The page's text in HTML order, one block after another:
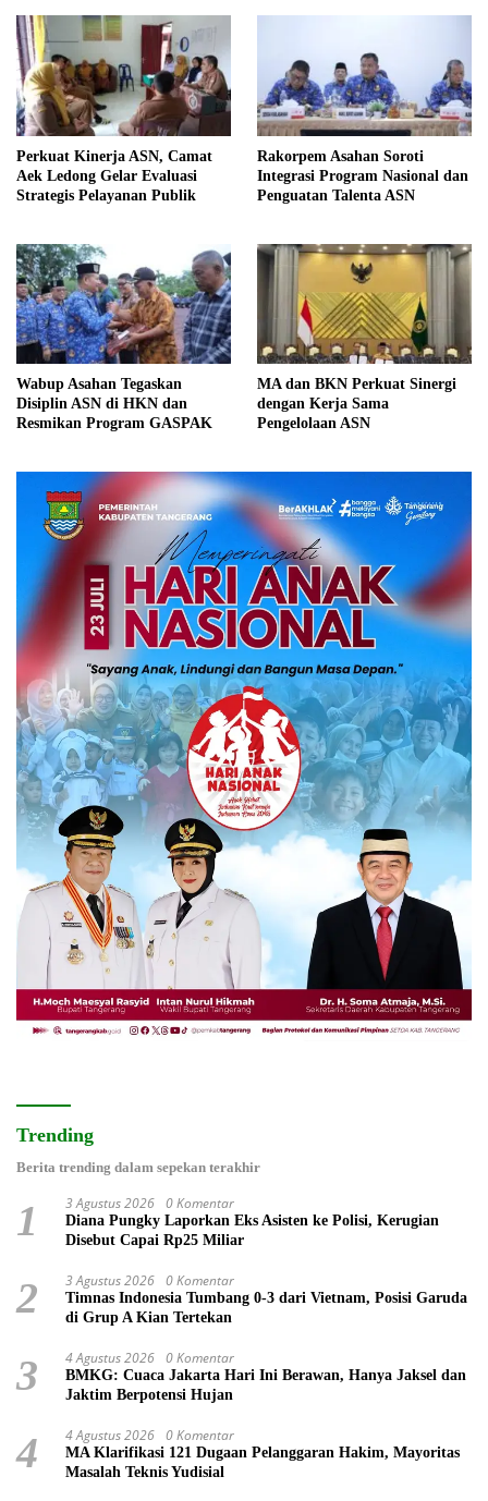
Perkuat Kinerja ASN, Camat
Aek Ledong Gelar Evaluasi
Strategis Pelayanan Publik
Rakorpem Asahan Soroti
Integrasi Program Nasional dan
Penguatan Talenta ASN
Wabup Asahan Tegaskan
Disiplin ASN di HKN dan
Resmikan Program GASPAK
MA dan BKN Perkuat Sinergi
dengan Kerja Sama
Pengelolaan ASN
Trending
Berita trending dalam sepekan terakhir
1 3 Agustus 2026 0 Komentar
Diana Pungky Laporkan Eks Asisten ke Polisi, Kerugian
Disebut Capai Rp25 Miliar
2 3 Agustus 2026 0 Komentar
Timnas Indonesia Tumbang 0-3 dari Vietnam, Posisi Garuda
di Grup A Kian Tertekan
3 4 Agustus 2026 0 Komentar
BMKG: Cuaca Jakarta Hari Ini Berawan, Hanya Jaksel dan
Jaktim Berpotensi Hujan
4 4 Agustus 2026 0 Komentar
MA Klarifikasi 121 Dugaan Pelanggaran Hakim, Mayoritas
Masalah Teknis Yudisial